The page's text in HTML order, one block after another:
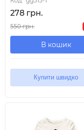
278 грн.
550 грн.
В кошик
Купити швидко